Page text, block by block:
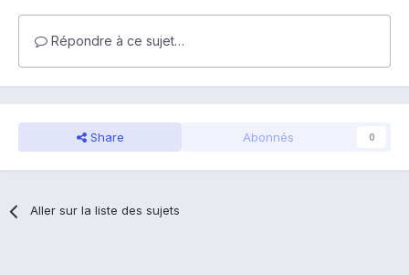
Répondre à ce sujet…
Share Abonnés 0
Aller sur la liste des sujets